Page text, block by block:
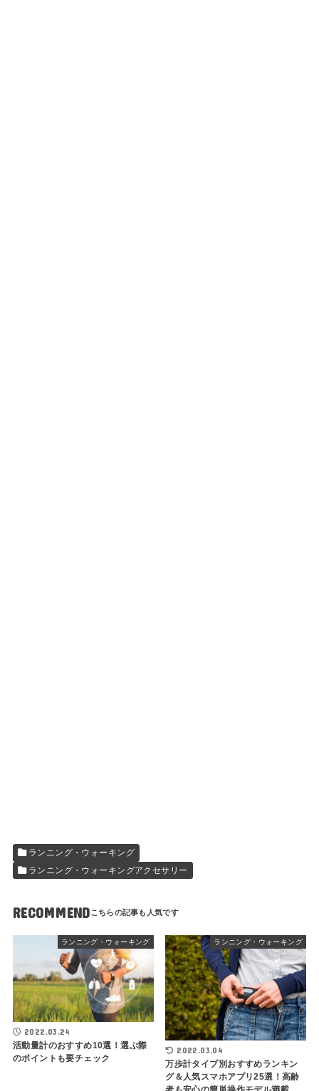
ランニング・ウォーキング
ランニング・ウォーキングアクセサリー
RECOMMEND
ランニング・ウォーキング
2022.03.24
活動量計のおすすめ10選！選ぶ際
のポイントも要チェック
ランニング・ウォーキング
2022.03.04
万歩計タイプ別おすすめランキン
グ＆人気スマホアプリ25選！高齢